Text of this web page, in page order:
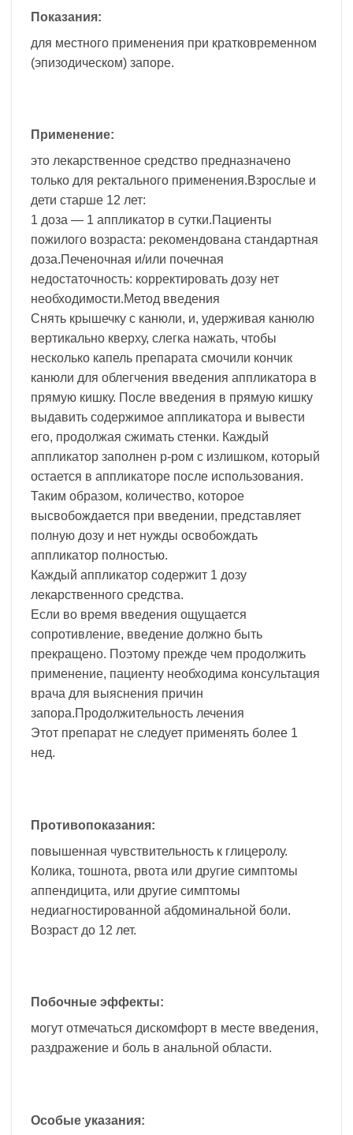
Показания:
для местного применения при кратковременном
(эпизодическом) запоре.
Применение:
это лекарственное средство предназначено
только для ректального применения.Взрослые и
дети старше 12 лет:
1 доза — 1 аппликатор в сутки.Пациенты
пожилого возраста: рекомендована стандартная
доза.Печеночная и/или почечная
недостаточность: корректировать дозу нет
необходимости.Метод введения
Снять крышечку с канюли, и, удерживая канюлю
вертикально кверху, слегка нажать, чтобы
несколько капель препарата смочили кончик
канюли для облегчения введения аппликатора в
прямую кишку. После введения в прямую кишку
выдавить содержимое аппликатора и вывести
его, продолжая сжимать стенки. Каждый
аппликатор заполнен р-ром с излишком, который
остается в аппликаторе после использования.
Таким образом, количество, которое
высвобождается при введении, представляет
полную дозу и нет нужды освобождать
аппликатор полностью.
Каждый аппликатор содержит 1 дозу
лекарственного средства.
Если во время введения ощущается
сопротивление, введение должно быть
прекращено. Поэтому прежде чем продолжить
применение, пациенту необходима консультация
врача для выяснения причин
запора.Продолжительность лечения
Этот препарат не следует применять более 1
нед.
Противопоказания:
повышенная чувствительность к глицеролу.
Колика, тошнота, рвота или другие симптомы
аппендицита, или другие симптомы
недиагностированной абдоминальной боли.
Возраст до 12 лет.
Побочные эффекты:
могут отмечаться дискомфорт в месте введения,
раздражение и боль в анальной области.
Особые указания: